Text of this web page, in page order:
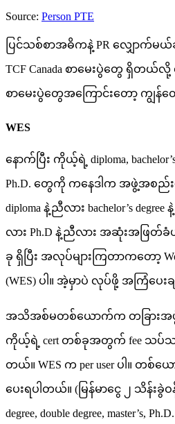
Source: Person PTE
ပြင်သစ်စာအဓိကနဲ့ PR လျှောက်မယ်
TCF Canada စာမေးပွဲတွေ ရှိတယ်လို့
စာမေးပွဲတွေအကြောင်းတော့ ကျွန်
WES
နောက်ပြီး ကိုယ့်ရဲ့ diploma, bachelor’s
Ph.D. တွေကို ကနေဒါက အဖွဲ့အစည်း
diploma နဲ့ညီလား bachelor’s degree
လား Ph.D နဲ့ညီလား အဆုံးအဖြ
ခု ရှိပြီး အလုပ်များကြတာကတော့
(WES) ပါ။ အဲ့မှာပဲ လုပ်ဖို့ အကြံပေး
အသိအစ်မတစ်ယောက်က တခြားအ
ကိုယ့်ရဲ့ cert တစ်ခုအတွက် fee သပ်သ
တယ်။ WES က per user ပါ။ တစ်
ပေးရပါတယ်။ (မြန်မာငွေ ၂ သိန်းခွဲဝ
degree, double degree, master’s,